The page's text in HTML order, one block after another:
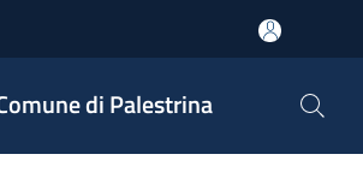
di Palestrina